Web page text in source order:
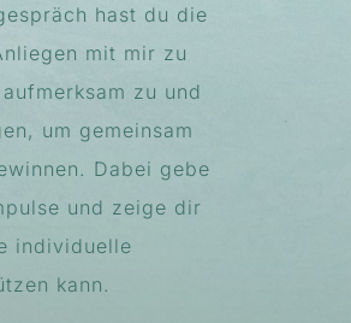
hast du die
mit mir zu
zu und
um gemeinsam
Dabei gebe
und zeige dir
individuelle
kann.